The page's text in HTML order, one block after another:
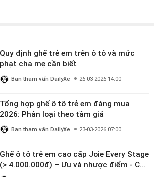
Quy định ghế trẻ em trên ô tô và mức
phạt cha mẹ cần biết
Ban tham vấn DailyXe 26-03-2026 14:00
Tổng hợp ghế ô tô trẻ em đáng mua
2026: Phân loại theo tầm giá
Ban tham vấn DailyXe 23-03-2026 07:00
Ghế ô tô trẻ em cao cấp Joie Every Stage
(> 4.000.000đ) – Ưu và nhược điểm - Có